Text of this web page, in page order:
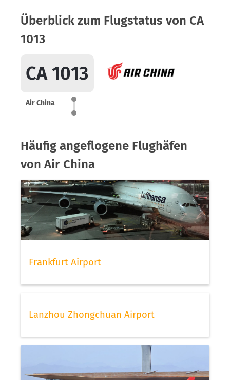
Überblick zum Flugstatus von CA
1013
CA 1013
Air China
Häufig angeflogene Flughäfen
von Air China
Frankfurt Airport
Lanzhou Zhongchuan Airport